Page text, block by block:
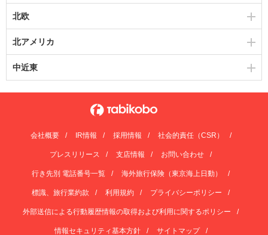
北欧
北アメリカ
中近東
会社概要 IR情報 採用情報 社会的責任（CSR）
プレスリリース 支店情報 お問い合わせ
行き先別 電話番号一覧 海外旅行保険（東京海上日動）
標識、旅行業約款 利用規約 プライバシーポリシー
外部送信による行動履歴情報の取得および利用に関するポリシー
情報セキュリティ基本方針 サイトマップ